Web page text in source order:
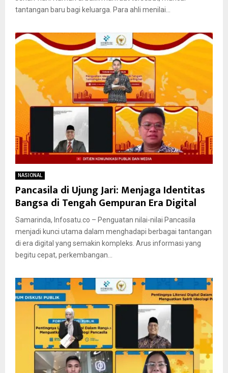
tantangan baru bagi keluarga. Para ahli menilai...
NASIONAL
Pancasila di Ujung Jari: Menjaga Identitas
Bangsa di Tengah Gempuran Era Digital
Samarinda, Infosatu.co – Penguatan nilai-nilai Pancasila
menjadi kunci utama dalam menghadapi berbagai tantangan
di era digital yang semakin kompleks. Arus informasi yang
begitu cepat, perkembangan...